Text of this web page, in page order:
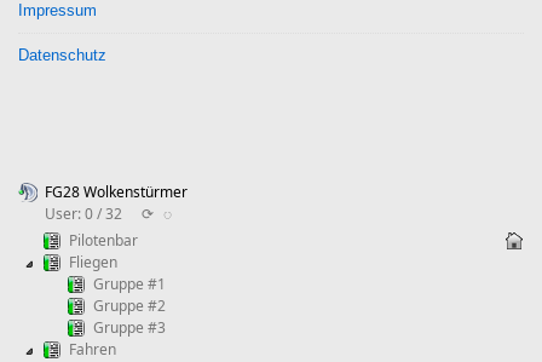
Impressum
Datenschutz
FG28 Wolkenstürmer
User: 0 / 32
⟳ ◌
Pilotenbar
Fliegen
Gruppe #1
Gruppe #2
Gruppe #3
Fahren